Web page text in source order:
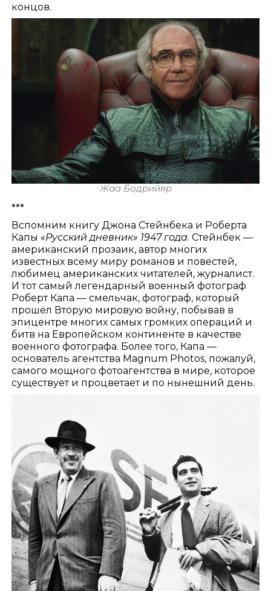
концов.
Жаа Бодрийяр
***
Вспомним книгу Джона Стейнбека и Роберта
Капы «Русский дневник» 1947 года. Стейнбек —
американский прозаик, автор многих
известных всему миру романов и повестей,
любимец американских читателей, журналист.
И тот самый легендарный военный фотограф
Роберт Капа — смельчак, фотограф, который
прошёл Вторую мировую войну, побывав в
эпицентре многих самых громких операций и
битв на Европейском континенте в качестве
военного фотографа. Более того, Капа —
основатель агентства Magnum Photos, пожалуй,
самого мощного фотоагентства в мире, которое
существует и процветает и по нынешний день.